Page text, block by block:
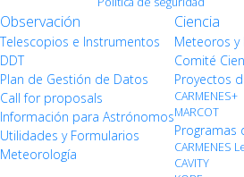
Observación
Telescopios e Instrumentos
DDT
Plan de Gestión de Datos
Call for proposals
Información para Astrónomos
Utilidades y Formularios
Meteorología
Ciencia
Meteoros y
Comité
Proyectos
CARMENES+
MARCOT
Programas
CARMENES
CAVITY